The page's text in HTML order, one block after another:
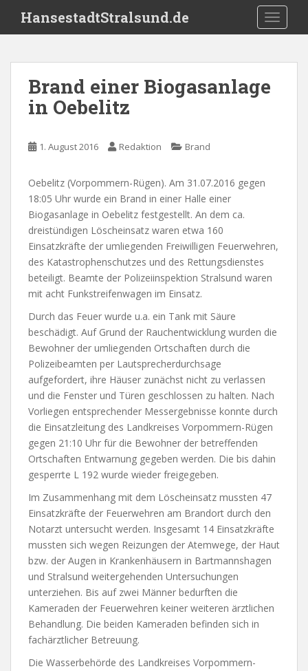
i
HansestadtStralsund.de
Brand einer Biogasanlage
in Oebelitz
1. August 2016 Redaktion Brand
Oebelitz (Vorpommern-Rügen). Am 31.07.2016 gegen
18:05 Uhr wurde ein Brand in einer Halle einer
Biogasanlage in Oebelitz festgestellt. An dem ca.
dreistündigen Löscheinsatz waren etwa 160
Einsatzkräfte der umliegenden Freiwilligen Feuerwehren,
des Katastrophenschutzes und des Rettungsdienstes
beteiligt. Beamte der Polizeiinspektion Stralsund waren
mit acht Funkstreifenwagen im Einsatz.
Durch das Feuer wurde u.a. ein Tank mit Säure
beschädigt. Auf Grund der Rauchentwicklung wurden die
Bewohner der umliegenden Ortschaften durch die
Polizeibeamten per Lautsprecherdurchsage
aufgefordert, ihre Häuser zunächst nicht zu verlassen
und die Fenster und Türen geschlossen zu halten. Nach
Vorliegen entsprechender Messergebnisse konnte durch
die Einsatzleitung des Landkreises Vorpommern-Rügen
gegen 21:10 Uhr für die Bewohner der betreffenden
Ortschaften Entwarnung gegeben werden. Die bis dahin
gesperrte L 192 wurde wieder freigegeben.
Im Zusammenhang mit dem Löscheinsatz mussten 47
Einsatzkräfte der Feuerwehren am Brandort durch den
Notarzt untersucht werden. Insgesamt 14 Einsatzkräfte
mussten sich wegen Reizungen der Atemwege, der Haut
bzw. der Augen in Krankenhäusern in Bartmannshagen
und Stralsund weitergehenden Untersuchungen
unterziehen. Bis auf zwei Männer bedurften die
Kameraden der Feuerwehren keiner weiteren ärztlichen
Behandlung. Die beiden Kameraden befinden sich in
fachärztlicher Betreuung.
Die Wasserbehörde des Landkreises Vorpommern-